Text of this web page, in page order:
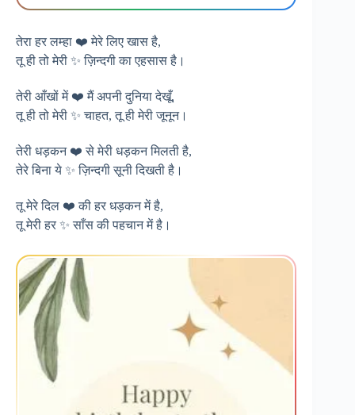
तेरा हर लम्हा ❤️ मेरे लिए खास है,
तू ही तो मेरी ✨ ज़िन्दगी का एहसास है।
तेरी आँखों में ❤️ मैं अपनी दुनिया देखूँ,
तू ही तो मेरी ✨ चाहत, तू ही मेरी जूनून।
तेरी धड़कन ❤️ से मेरी धड़कन मिलती है,
तेरे बिना ये ✨ ज़िन्दगी सूनी दिखती है।
तू मेरे दिल ❤️ की हर धड़कन में है,
तू मेरी हर ✨ साँस की पहचान में है।